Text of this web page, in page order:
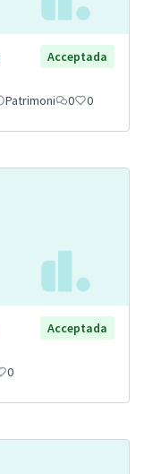
Acceptada
Patrimoni 0 0
Acceptada
0